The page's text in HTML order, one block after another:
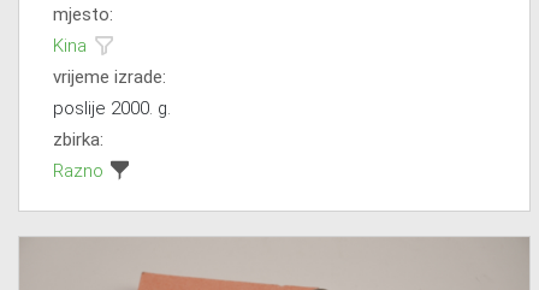
mjesto:
Kina
vrijeme izrade:
poslije 2000. g.
zbirka:
Razno